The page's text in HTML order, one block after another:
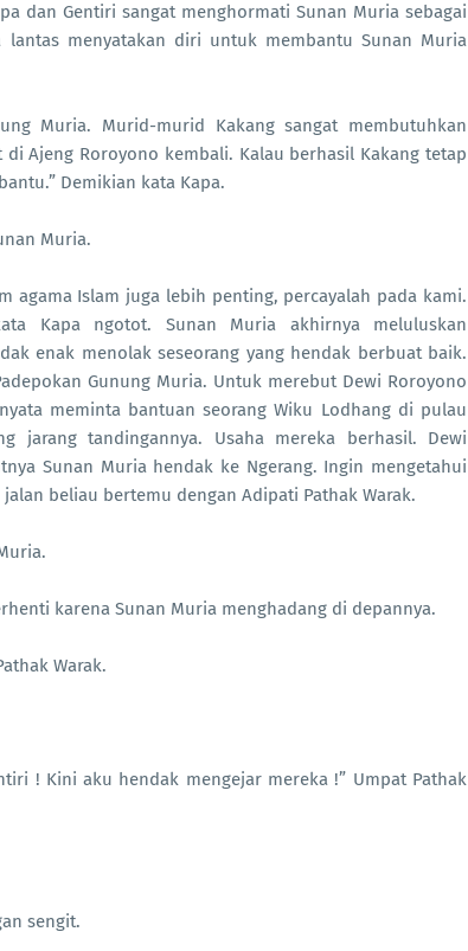
dan Gentiri sangat menghormati Sunan Muria sebagai
menyatakan diri untuk membantu Sunan Muria
Muria. Murid-murid Kakang sangat membutuhkan
Ajeng Roroyono kembali. Kalau berhasil Kakang tetap
Demikian kata Kapa.
Muria.
agama Islam juga lebih penting, percayalah pada kami.
Kapa ngotot. Sunan Muria akhirnya meluluskan
enak menolak seseorang yang hendak berbuat baik.
Gunung Muria. Untuk merebut Dewi Roroyono
meminta bantuan seorang Wiku Lodhang di pulau
jarang tandingannya. Usaha mereka berhasil. Dewi
Sunan Muria hendak ke Ngerang. Ingin mengetahui
beliau bertemu dengan Adipati Pathak Warak.
karena Sunan Muria menghadang di depannya.
Warak.
! Kini aku hendak mengejar mereka !” Umpat Pathak
sengit.